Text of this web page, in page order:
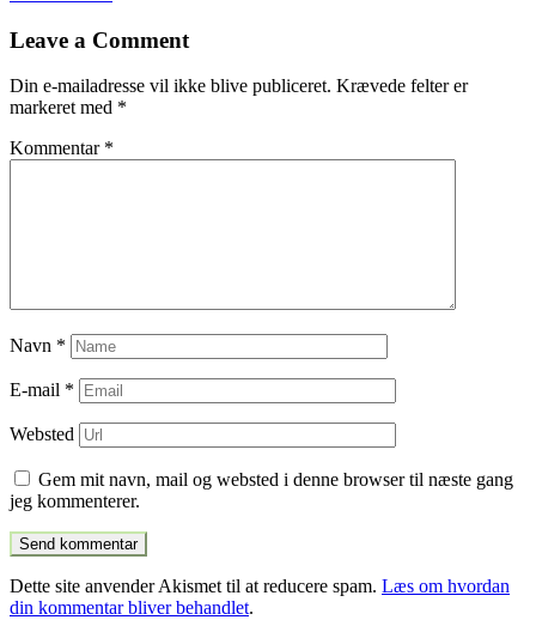
til
Leave a Comment
Din e-mailadresse vil ikke blive publiceret. Krævede felter er
markeret med *
Kommentar *
Navn *
E-mail *
Websted
Gem mit navn, mail og websted i denne browser til næste gang
jeg kommenterer.
Dette site anvender Akismet til at reducere spam. Læs om hvordan
din kommentar bliver behandlet.